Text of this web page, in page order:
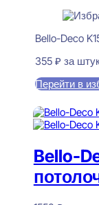
Bello-Deco
355 ₽ за
Перейти в
Bello-